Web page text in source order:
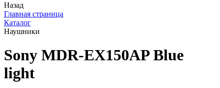
Назад
Главная страница
Каталог
Наушники
Sony MDR-EX150AP Blue
light